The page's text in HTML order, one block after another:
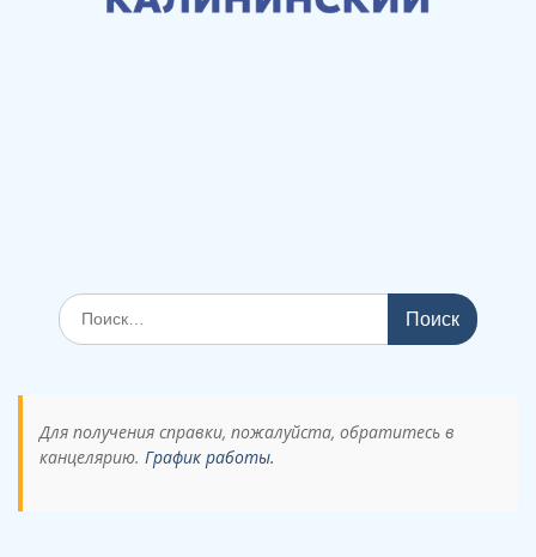
Поиск
по:
Для получения справки, пожалуйста, обратитесь в
канцелярию. График работы.